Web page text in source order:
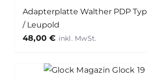
Adapterplatte Walther PDP
/ Leupold
48,00€